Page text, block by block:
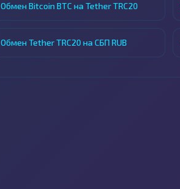
Обмен Bitcoin BTC на Tether TRC20
Обмен Tether TRC20 на СБП RUB